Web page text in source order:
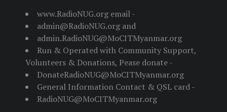
www.RadioNUG.org email -
admin@RadioNUG.org and
admin.RadioNUG@MoCITMyanmar.org
Run & Operated with Community Support,
Volunteers & Donations, Pease donate -
DonateRadioNUG@MoCITMyanmar.org
General Information Contact & QSL card -
RadioNUG@MoCITMyanmar.org